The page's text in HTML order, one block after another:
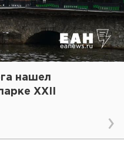
нашел
XXII